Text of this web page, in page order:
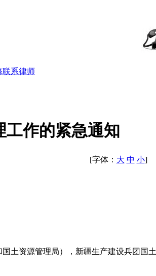
联系律师
工作的紧急通知
[字体： 大 中 小]
土资源管理局），新疆生产建设兵团国土